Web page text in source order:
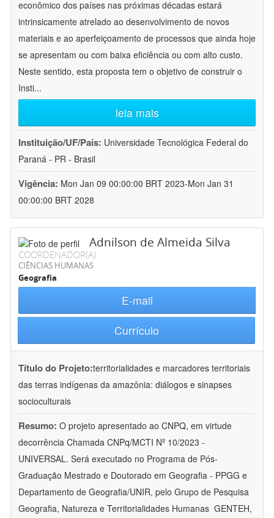
econômico dos países nas próximas décadas estará
intrinsicamente atrelado ao desenvolvimento de novos
materiais e ao aperfeiçoamento de processos que ainda hoje
se apresentam ou com baixa eficiência ou com alto custo.
Neste sentido, esta proposta tem o objetivo de construir o
Insti...
leia mais
Instituição/UF/País: Universidade Tecnológica Federal do
Paraná - PR - Brasil
Vigência: Mon Jan 09 00:00:00 BRT 2023-Mon Jan 31
00:00:00 BRT 2028
Adnilson de Almeida Silva
COORDENADOR(A)
CIÊNCIAS HUMANAS
Geografia
E-mail
Currículo
Título do Projeto:territorialidades e marcadores territoriais
das terras indígenas da amazônia: diálogos e sinapses
socioculturais
Resumo: O projeto apresentado ao CNPQ, em virtude
decorrência Chamada CNPq/MCTI Nº 10/2023 -
UNIVERSAL. Será executado no Programa de Pós-
Graduação Mestrado e Doutorado em Geografia - PPGG e
Departamento de Geografia/UNIR, pelo Grupo de Pesquisa
Geografia, Natureza e Territorialidades Humanas  GENTEH,